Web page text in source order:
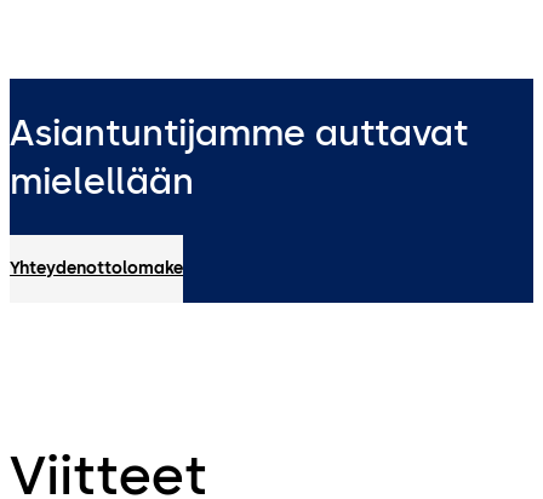
Asiantuntijamme auttavat
mielellään
Yhteydenottolomake
Viitteet